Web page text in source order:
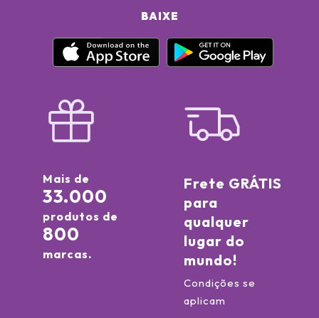
BAIXE
Mais de
33.000
produtos de
800
marcas.
Frete GRÁTIS
para
qualquer
lugar do
mundo!
Condições se
aplicam